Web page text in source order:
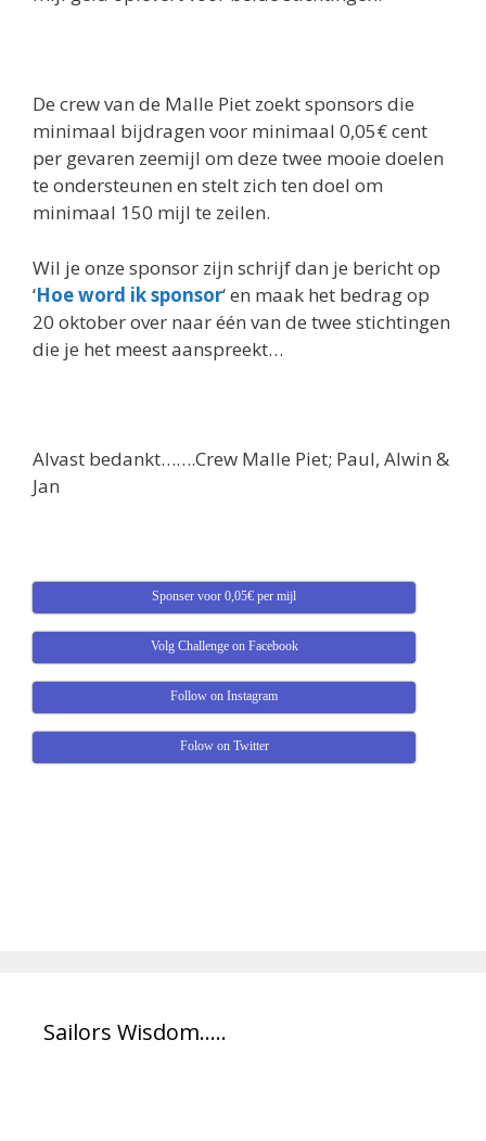
De crew van de Malle Piet zoekt sponsors die
minimaal bijdragen voor minimaal 0,05€ cent
per gevaren zeemijl om deze twee mooie doelen
te ondersteunen en stelt zich ten doel om
minimaal 150 mijl te zeilen.
Wil je onze sponsor zijn schrijf dan je bericht op
‘Hoe word ik sponsor‘ en maak het bedrag op
20 oktober over naar één van de twee stichtingen
die je het meest aanspreekt…
Alvast bedankt…….Crew Malle Piet; Paul, Alwin &
Jan
Sponser voor 0,05€ per mijl
Volg Challenge on Facebook
Follow on Instagram
Folow on Twitter
Sailors Wisdom…..